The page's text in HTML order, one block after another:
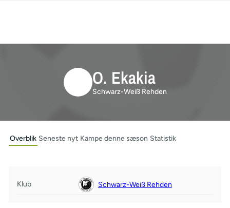
O. Ekakia
Schwarz-Weiß Rehden
Overblik Seneste nyt Kampe denne sæson Statistik
Klub Schwarz-Weiß Rehden